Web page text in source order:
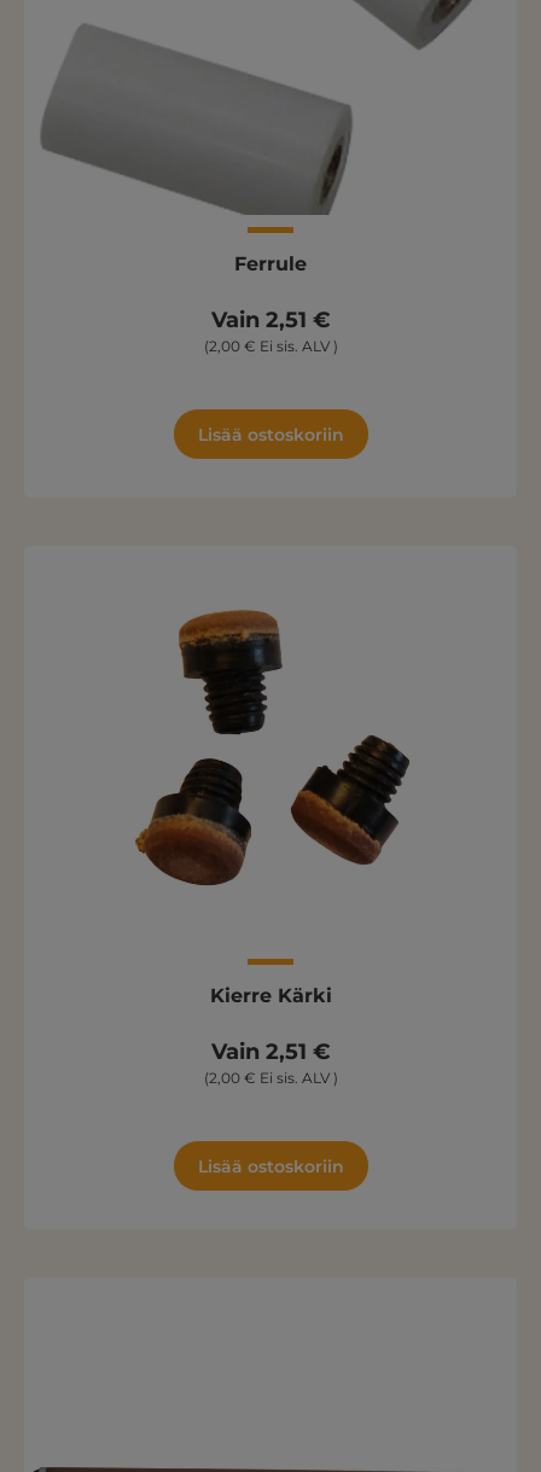
Ferrule
Vain 2,51 €
(2,00 € Ei sis. ALV )
Lisää ostoskoriin
Kierre Kärki
Vain 2,51 €
(2,00 € Ei sis. ALV )
Lisää ostoskoriin